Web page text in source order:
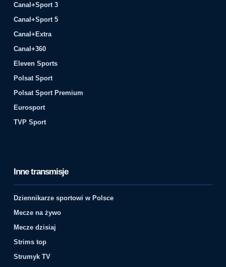
Canal+Sport 3
Canal+Sport 5
Canal+Extra
Canal+360
Eleven Sports
Polsat Sport
Polsat Sport Premium
Eurosport
TVP Sport
Inne transmisje
Dziennikarze sportowi w Polsce
Mecze na żywo
Mecze dzisiaj
Strims top
Strumyk TV